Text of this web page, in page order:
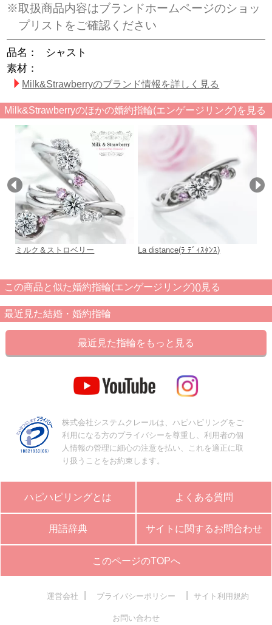
※取扱商品内容はブランドホームページのショッ
プリストをご確認ください
品名：
シャスト
素材：
Milk&Strawberryのブランド情報を詳しく見る
Milk&Strawberryのほかの婚約指輪(エンゲージリング)を見る
ミルク＆ストロベリー La distance(ﾗ ﾃﾞｨｽﾀﾝｽ)
この商品と似た婚約指輪(エンゲージリング)()見る
最近見た結婚・婚約指輪
最近見た指輪をもっと見る
株式会社システムクレールは、ハピハピリングをご
利用になる方のプライバシーを尊重し、利用者の個
人情報の管理に細心の注意を払い、これを適正に取
り扱うことをお約束します。
ハピハピリングとは よくある質問
用語辞典 サイトに関するお問合わせ
このページのTOPへ
運営会社 プライバシーポリシー サイト利用規約
お問い合わせ